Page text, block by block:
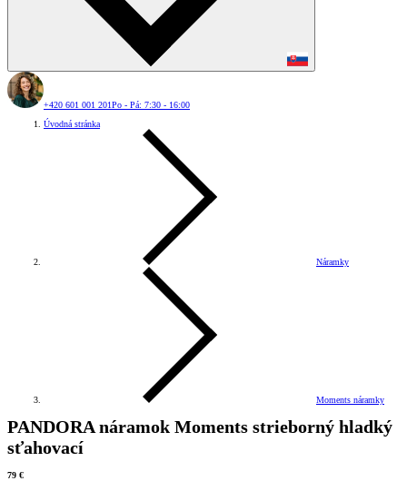
+420 601 001 201Po - Pá: 7:30 - 16:00
Úvodná stránka
Náramky
Moments náramky
PANDORA náramok Moments strieborný hladký
sťahovací
79 €